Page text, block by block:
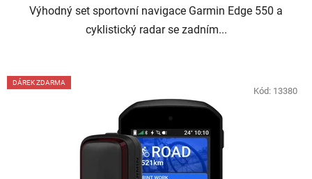
Výhodný set sportovní navigace Garmin Edge 550 a
cyklistický radar se zadním...
DÁREK ZDARMA
Kód: 13380